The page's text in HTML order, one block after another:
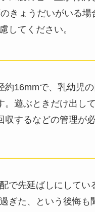
きょうだいがいる場
してください。
約16mmで、乳幼児
。遊ぶときだけ出し
収するなどの管理が
で先延ばしにしてい
ぎた、という後悔も